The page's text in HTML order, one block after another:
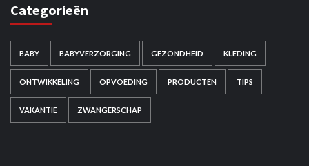
Categorieën
BABY BABYVERZORGING GEZONDHEID KLEDING
ONTWIKKELING OPVOEDING PRODUCTEN TIPS
VAKANTIE ZWANGERSCHAP